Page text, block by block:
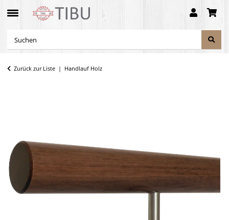
Zurück zur Liste Handlauf Holz